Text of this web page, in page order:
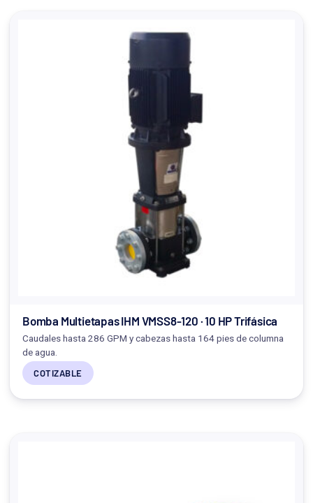
Bomba Multietapas IHM VMSS8-120 · 10 HP Trifásica
Caudales hasta 286 GPM y cabezas hasta 164 pies de columna
de agua.
COTIZABLE